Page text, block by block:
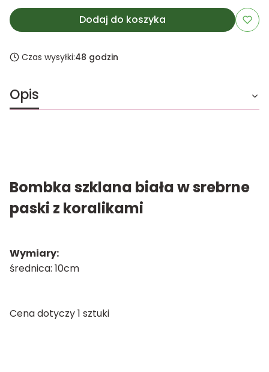
Dodaj do koszyka
Czas wysyłki:48 godzin
Opis
Bombka szklana biała w srebrne
paski z koralikami
Wymiary:
średnica: 10cm
Cena dotyczy 1 sztuki